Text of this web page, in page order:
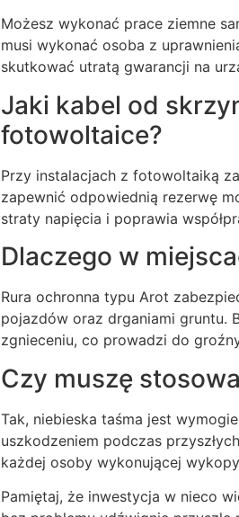
Możesz wykonać prace ziemne
musi wykonać osoba z
skutkować utratą gwarancji na
Jaki kabel od
fotowoltaice?
Przy instalacjach z fotowoltaiką
zapewnić odpowiednią rezerwę
straty napięcia i poprawia
Dlaczego w
Rura ochronna typu Arot
pojazdów oraz drganiami gruntu.
zgnieceniu, co prowadzi do
Czy muszę
Tak, niebieska taśma jest
uszkodzeniem podczas
każdej osoby wykonującej
Pamiętaj, że inwestycja w nieco